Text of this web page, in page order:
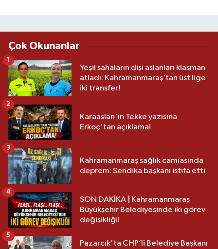
Çok Okunanlar
Yeşil sahaların dişi aslanları klasman
atladı: Kahramanmaraş’tan üst lige
iki transfer!
1
Karaaslan'ın Tekke yazısına
Erkoç'tan açıklama!
2
Kahramanmaraş sağlık camiasında
deprem: Sendika başkanı istifa etti
3
SON DAKİKA | Kahramanmaraş
Büyükşehir Belediyesinde iki görev
değişikliği!
4
Pazarcık'ta CHP’li Belediye Başkanı
5